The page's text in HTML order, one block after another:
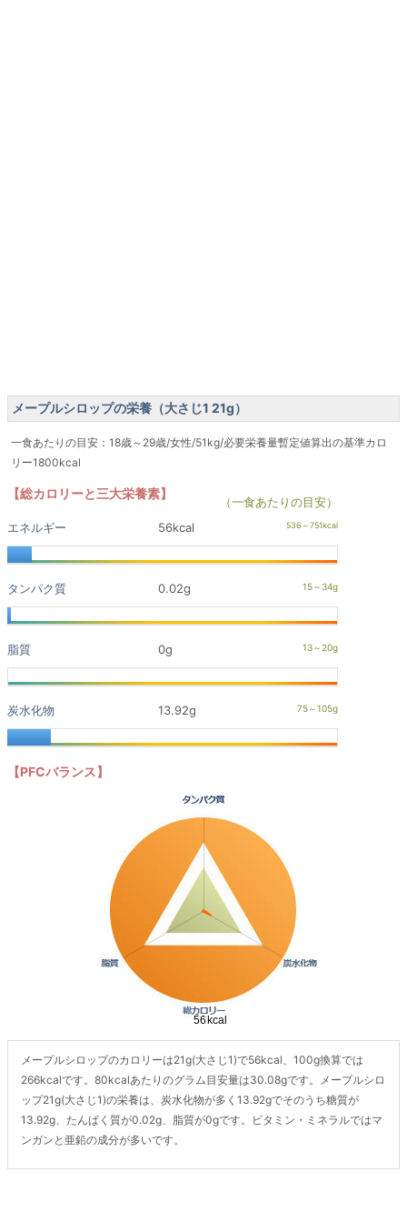
メープルシロップの栄養（大さじ1 21g）
一食あたりの目安：18歳～29歳/女性/51kg/必要栄養量暫定値算出の基準カロ
リー1800kcal
【総カロリーと三大栄養素】
（一食あたりの目安）
エネルギー
56kcal
タンパク質 0.02g
脂質 0g
炭水化物 13.92g
【PFCバランス】
メープルシロップのカロリーは21g(大さじ1)で56kcal、100g換算では
266kcalです。80kcalあたりのグラム目安量は30.08gです。メープルシロ
ップ21g(大さじ1)の栄養は、炭水化物が多く13.92gでそのうち糖質が
13.92g、たんぱく質が0.02g、脂質が0gです。ビタミン・ミネラルではマ
ンガンと亜鉛の成分が多いです。